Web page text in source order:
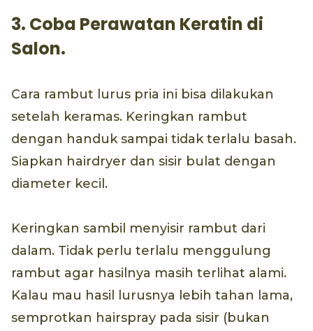
3. Coba Perawatan Keratin di
Salon.
Cara rambut lurus pria ini bisa dilakukan
setelah keramas. Keringkan rambut
dengan handuk sampai tidak terlalu basah.
Siapkan hairdryer dan sisir bulat dengan
diameter kecil.
Keringkan sambil menyisir rambut dari
dalam. Tidak perlu terlalu menggulung
rambut agar hasilnya masih terlihat alami.
Kalau mau hasil lurusnya lebih tahan lama,
semprotkan hairspray pada sisir (bukan